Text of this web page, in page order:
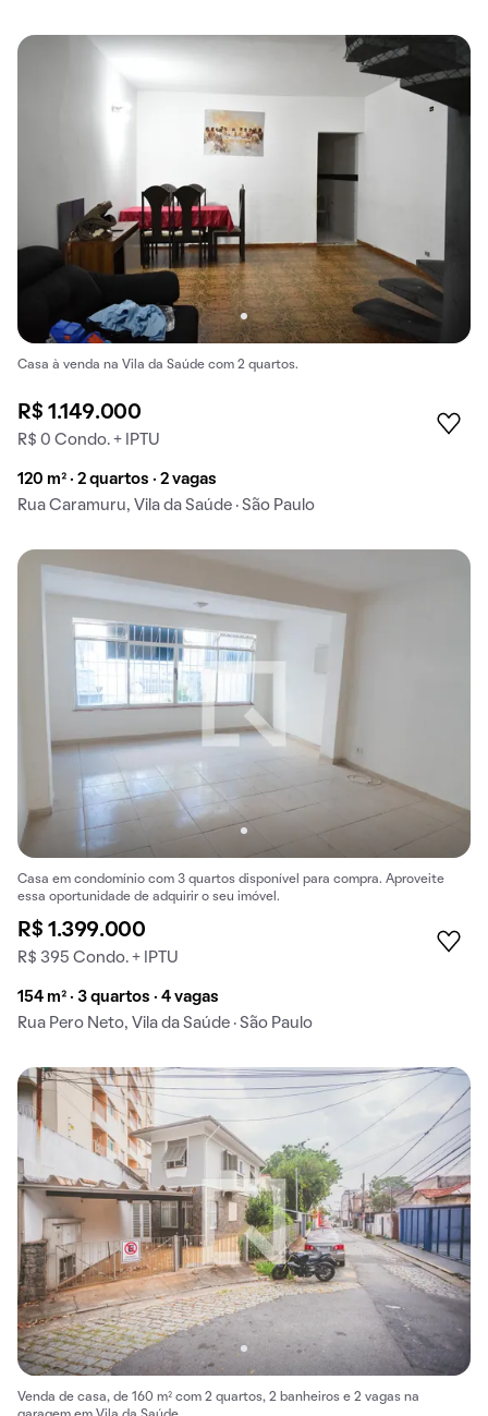
Casa à venda na Vila da Saúde com 2 quartos.
R$ 1.149.000
R$ 0 Condo. + IPTU
120 m² · 2 quartos · 2 vagas
Rua Caramuru, Vila da Saúde · São Paulo
Casa em condomínio com 3 quartos disponível para compra. Aproveite
essa oportunidade de adquirir o seu imóvel.
R$ 1.399.000
R$ 395 Condo. + IPTU
154 m² · 3 quartos · 4 vagas
Rua Pero Neto, Vila da Saúde · São Paulo
Venda de casa, de 160 m² com 2 quartos, 2 banheiros e 2 vagas na